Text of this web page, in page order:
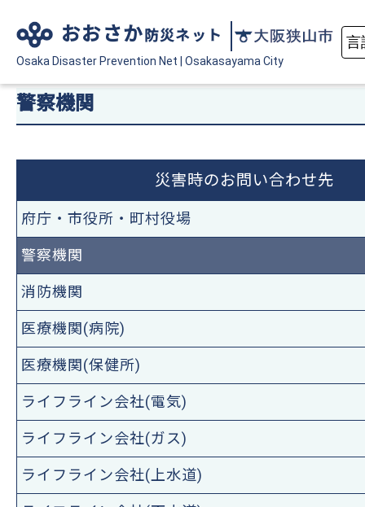
おおさか 防災ネット
Osaka Disaster Prevention Net Osakasayama City
警察機関
災害時のお問い合わせ先
府庁・市役所・町村役場
警察機関
消防機関
医療機関(病院)
医療機関(保健所)
ライフライン会社(電気)
ライフライン会社(ガス)
ライフライン会社(上水道)